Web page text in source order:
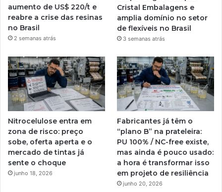
aumento de US$ 220/t e
reabre a crise das resinas
no Brasil
2 semanas atrás
Cristal Embalagens e
amplia domínio no setor
de flexíveis no Brasil
3 semanas atrás
Nitrocelulose entra em
zona de risco: preço
sobe, oferta aperta e o
mercado de tintas já
sente o choque
junho 18, 2026
Fabricantes já têm o
“plano B” na prateleira:
PU 100% / NC-free existe,
mas ainda é pouco usado:
a hora é transformar isso
em projeto de resiliência
junho 20, 2026